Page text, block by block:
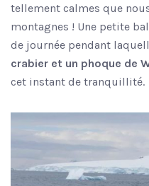
tellement calmes que
montagnes ! Une petite
de journée pendant
crabier et un phoque de
cet instant de tranquillité.